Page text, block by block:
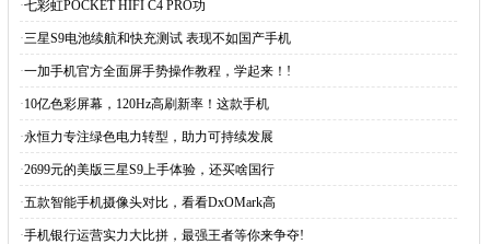
·七彩虹POCKET HIFI C4 PRO功
·三星S9电池续航和快充测试 表现不如国产手机
·一加手机官方全面屏手势操作教程，学起来！!
·10亿色彩屏幕，120Hz高刷新率！这款手机
·永恒力专注绿色电力转型，助力可持续发展
·2699元的美版三星S9上手体验，还买啥国行
·五款智能手机摄像头对比，看看DxOMark高
·手机银行运营实力大比拼，最强王者等你来争夺!